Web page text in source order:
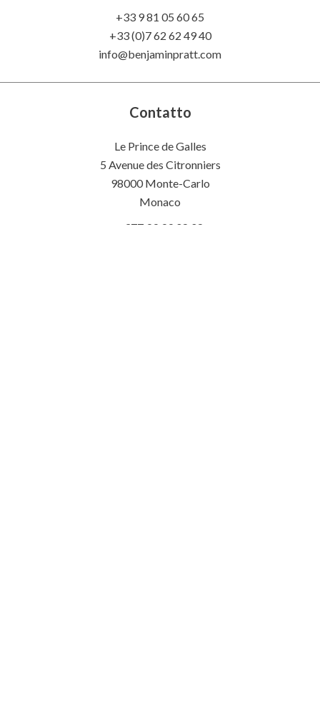
+33 9 81 05 60 65
+33 (0)7 62 62 49 40
info@benjaminpratt.com
Contatto
Le Prince de Galles
5 Avenue des Citronniers
98000 Monte-Carlo
Monaco
+377 99 99 08 08